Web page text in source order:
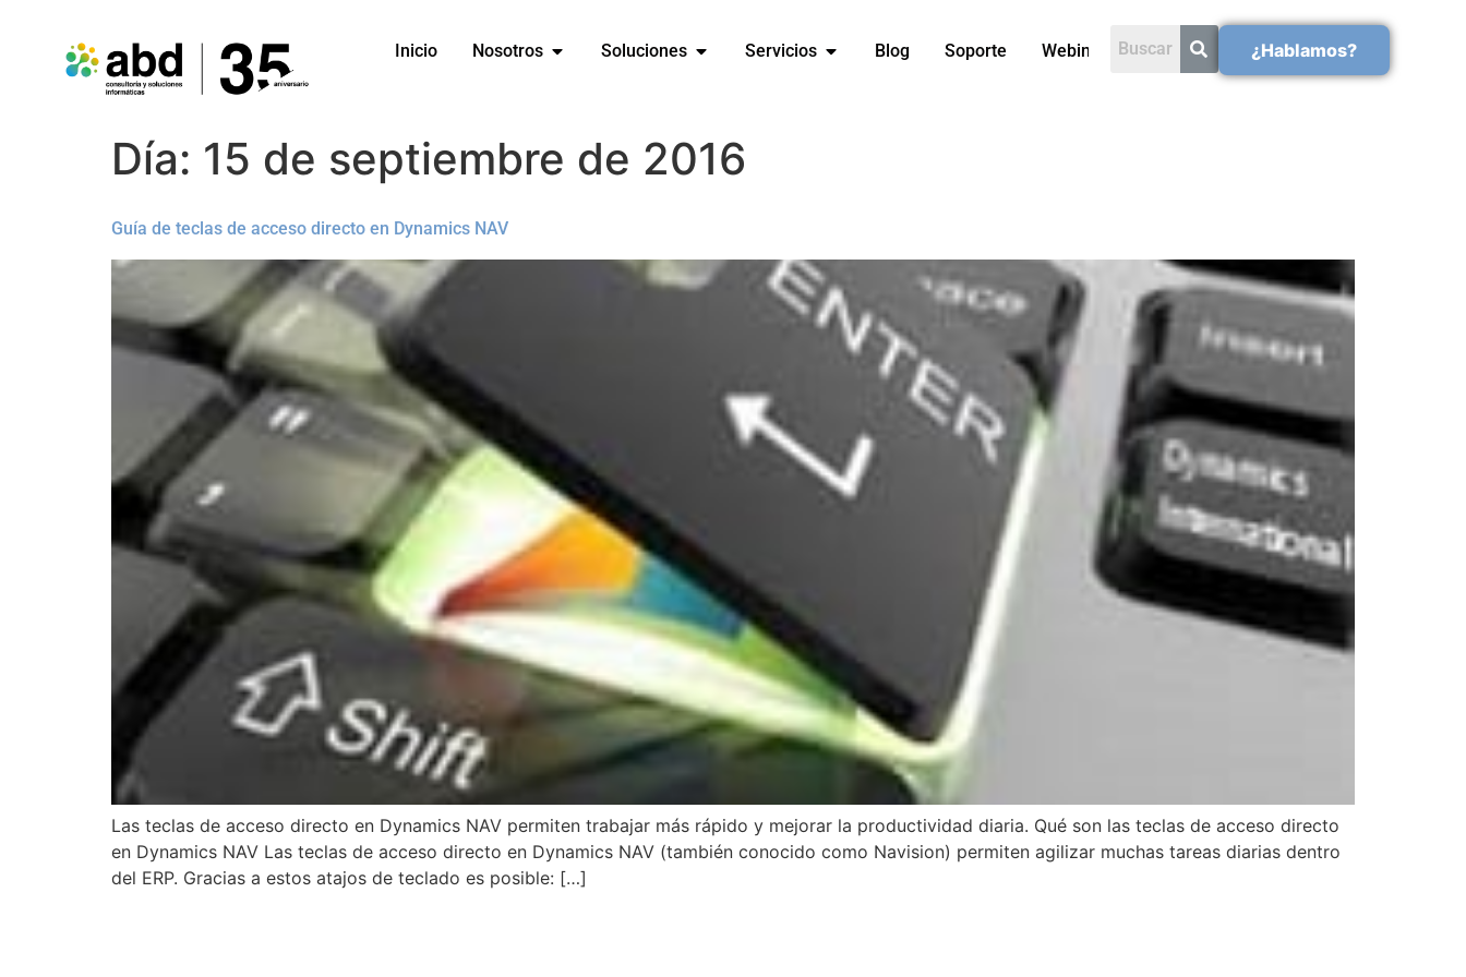
Inicio Nosotros Soluciones Servicios Blog Soporte Webinars ¿Hablamos?
Día: 15 de septiembre de 2016
Guía de teclas de acceso directo en Dynamics NAV
Las teclas de acceso directo en Dynamics NAV permiten trabajar más rápido y mejorar la productividad diaria. Qué son las teclas de acceso directo
en Dynamics NAV Las teclas de acceso directo en Dynamics NAV (también conocido como Navision) permiten agilizar muchas tareas diarias dentro
del ERP. Gracias a estos atajos de teclado es posible: […]